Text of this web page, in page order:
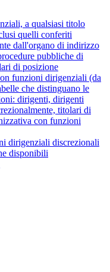
a qualsiasi titolo
quelli conferiti
dall'organo di indirizzo
pubbliche di
di posizione
funzioni dirigenziali (da
che distinguano le
dirigenti, dirigenti
titolari di
con funzioni
dirigenziali discrezionali
disponibili